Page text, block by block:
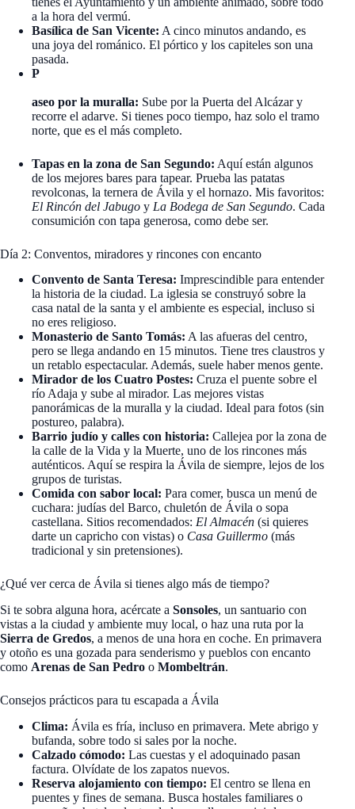
a la hora del vermú.
Basílica de San Vicente: A cinco minutos andando, es
una joya del románico. El pórtico y los capiteles son una
pasada.
P
aseo por la muralla: Sube por la Puerta del Alcázar y
recorre el adarve. Si tienes poco tiempo, haz solo el tramo
norte, que es el más completo.
Tapas en la zona de San Segundo: Aquí están algunos
de los mejores bares para tapear. Prueba las patatas
revolconas, la ternera de Ávila y el hornazo. Mis favoritos:
El Rincón del Jabugo y La Bodega de San Segundo. Cada
consumición con tapa generosa, como debe ser.
Día 2: Conventos, miradores y rincones con encanto
Convento de Santa Teresa: Imprescindible para entender
la historia de la ciudad. La iglesia se construyó sobre la
casa natal de la santa y el ambiente es especial, incluso si
no eres religioso.
Monasterio de Santo Tomás: A las afueras del centro,
pero se llega andando en 15 minutos. Tiene tres claustros y
un retablo espectacular. Además, suele haber menos gente.
Mirador de los Cuatro Postes: Cruza el puente sobre el
río Adaja y sube al mirador. Las mejores vistas
panorámicas de la muralla y la ciudad. Ideal para fotos (sin
postureo, palabra).
Barrio judío y calles con historia: Callejea por la zona de
la calle de la Vida y la Muerte, uno de los rincones más
auténticos. Aquí se respira la Ávila de siempre, lejos de los
grupos de turistas.
Comida con sabor local: Para comer, busca un menú de
cuchara: judías del Barco, chuletón de Ávila o sopa
castellana. Sitios recomendados: El Almacén (si quieres
darte un capricho con vistas) o Casa Guillermo (más
tradicional y sin pretensiones).
¿Qué ver cerca de Ávila si tienes algo más de tiempo?
Si te sobra alguna hora, acércate a Sonsoles, un santuario con
vistas a la ciudad y ambiente muy local, o haz una ruta por la
Sierra de Gredos, a menos de una hora en coche. En primavera
y otoño es una gozada para senderismo y pueblos con encanto
como Arenas de San Pedro o Mombeltrán.
Consejos prácticos para tu escapada a Ávila
Clima: Ávila es fría, incluso en primavera. Mete abrigo y
bufanda, sobre todo si sales por la noche.
Calzado cómodo: Las cuestas y el adoquinado pasan
factura. Olvídate de los zapatos nuevos.
Reserva alojamiento con tiempo: El centro se llena en
puentes y fines de semana. Busca hostales familiares o